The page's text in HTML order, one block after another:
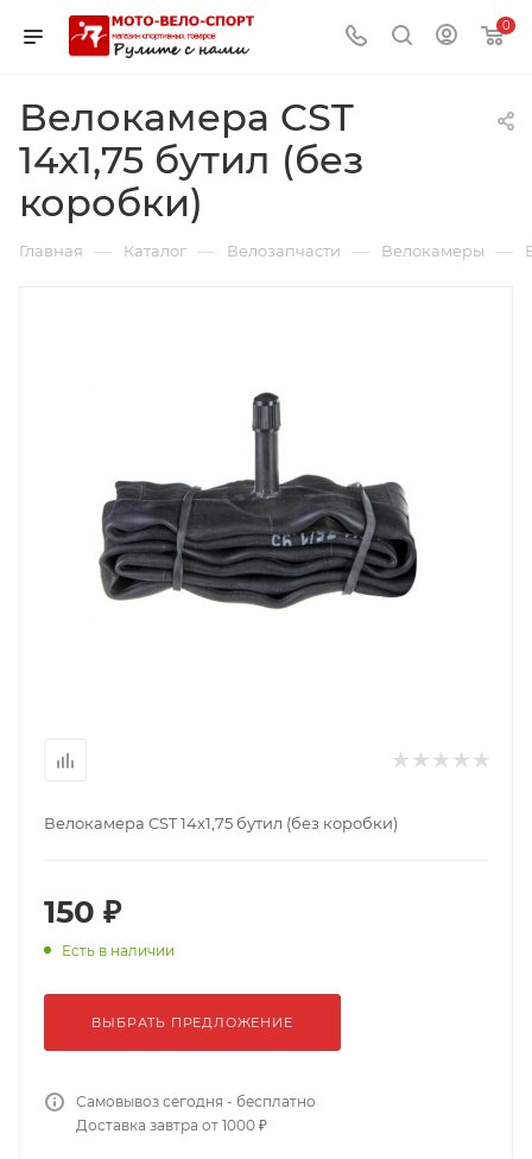
0
Велокамера CST
14х1,75 бутил (без
коробки)
Главная — Каталог — Велозапчасти — Велокамеры —
Велокамера CST 14х1,75 бутил (без коробки)
150 ₽
Есть в наличии
ВЫБРАТЬ ПРЕДЛОЖЕНИЕ
Самовывоз сегодня - бесплатно
Доставка завтра от 1000 ₽